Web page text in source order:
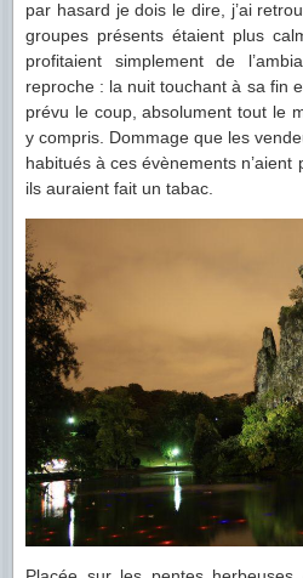
par hasard je dois le dire, j’ai
groupes présents étaient plus
profitaient simplement de
reproche : la nuit touchant à sa fin
prévu le coup, absolument tout le
y compris. Dommage que les
habitués à ces évènements n’aient
ils auraient fait un tabac.